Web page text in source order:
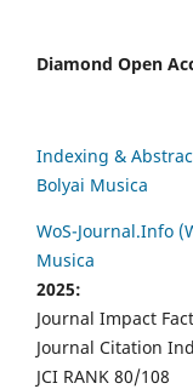
Diamond Open
Indexing &
Bolyai Musica
WoS-Journal.Info
Musica
2025:
Journal Impact
Journal Citation
JCI RANK 80/108